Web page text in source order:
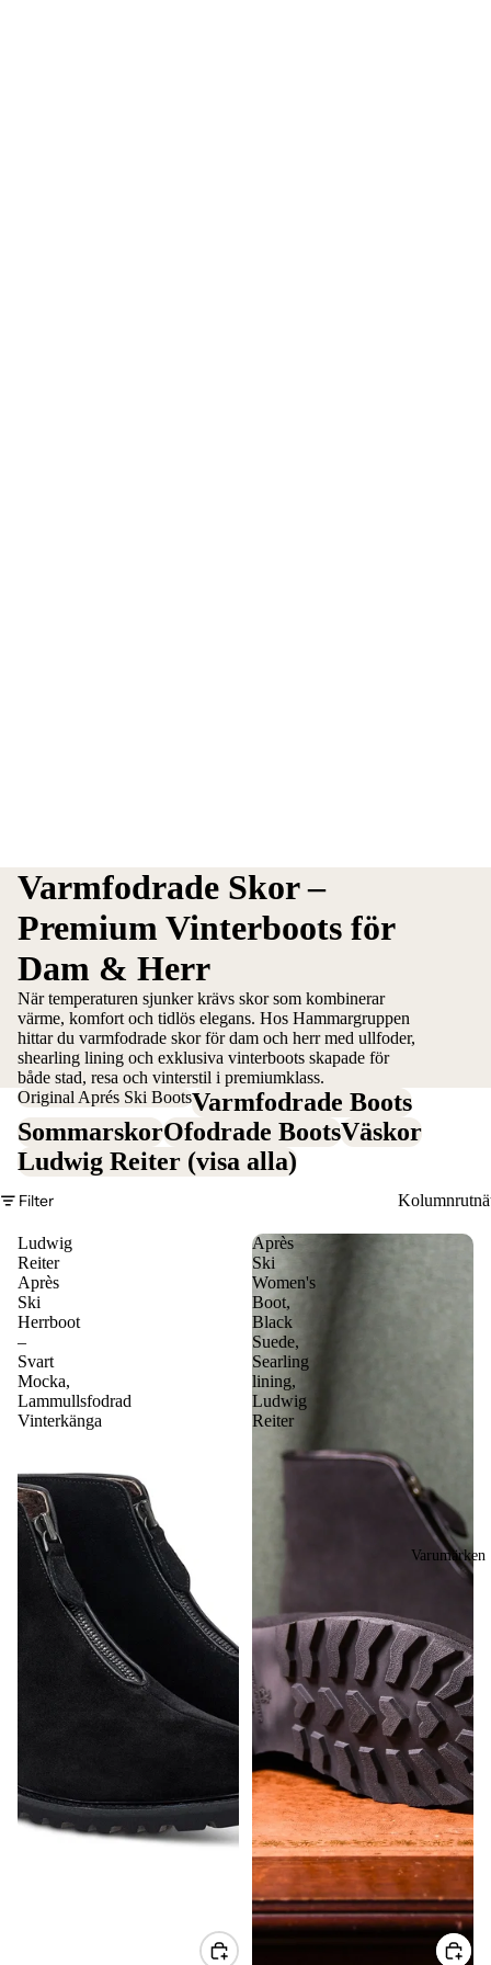
Varumärken
Varmfodrade Skor –
Premium Vinterboots för
Dam & Herr
När temperaturen sjunker krävs skor som kombinerar
värme, komfort och tidlös elegans. Hos Hammargruppen
hittar du varmfodrade skor för dam och herr med ullfoder,
shearling lining och exklusiva vinterboots skapade för
både stad, resa och vinterstil i premiumklass.
Original Aprés Ski BootsVarmfodrade Boots
SommarskorOfodrade BootsVäskor
Ludwig Reiter (visa alla)
Filter
Ludwig
Reiter
Après
Ski
Herrboot
–
Svart
Mocka,
Lammullsfodrad
Vinterkänga
Après
Ski
Women's
Boot,
Black
Suede,
Searling
lining,
Ludwig
Reiter